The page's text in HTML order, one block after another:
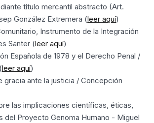
título mercantil abstracto (Art.
González Extremera (leer aquí)
Instrumento de la Integración
Santer (leer aquí)
Española de 1978 y el Derecho Penal /
leer aquí)
gracia ante la justicia / Concepción
las implicaciones científicas, éticas,
del Proyecto Genoma Humano - Miguel